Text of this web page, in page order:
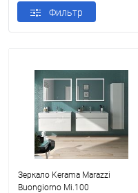
Фильтр
Зеркало Kerama Marazzi
Buongiorno Mi.100